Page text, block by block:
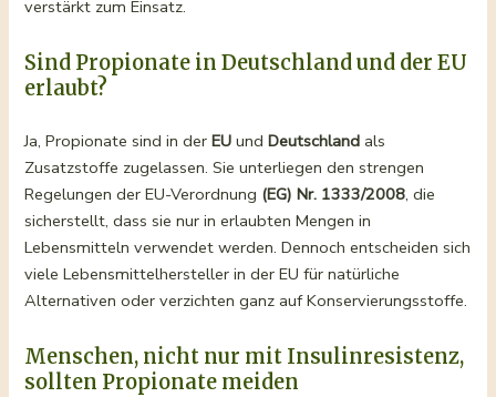
verstärkt zum Einsatz.
Sind Propionate in Deutschland und der EU
erlaubt?
Ja, Propionate sind in derEU undDeutschland als
Zusatzstoffe zugelassen. Sie unterliegen den strengen
Regelungen der EU-Verordnung (EG) Nr. 1333/2008, die
sicherstellt, dass sie nur in erlaubten Mengen in
Lebensmitteln verwendet werden. Dennoch entscheiden sich
viele Lebensmittelhersteller in der EU für natürliche
Alternativen oder verzichten ganz auf Konservierungsstoffe.
Menschen, nicht nur mit Insulinresistenz,
sollten Propionate meiden